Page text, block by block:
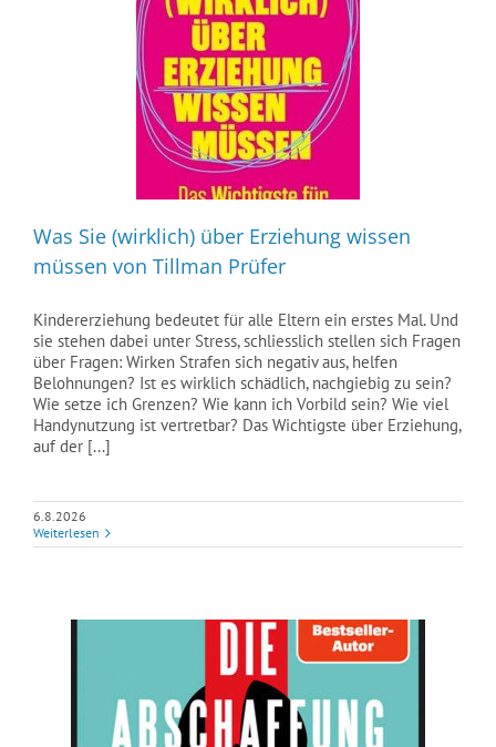
Was Sie (wirklich) über Erziehung wissen
müssen von Tillman Prüfer
Kindererziehung bedeutet für alle Eltern ein erstes Mal. Und
sie stehen dabei unter Stress, schliesslich stellen sich Fragen
über Fragen: Wirken Strafen sich negativ aus, helfen
Belohnungen? Ist es wirklich schädlich, nachgiebig zu sein?
Wie setze ich Grenzen? Wie kann ich Vorbild sein? Wie viel
Handynutzung ist vertretbar? Das Wichtigste über Erziehung,
auf der [...]
6.8.2026
Weiterlesen